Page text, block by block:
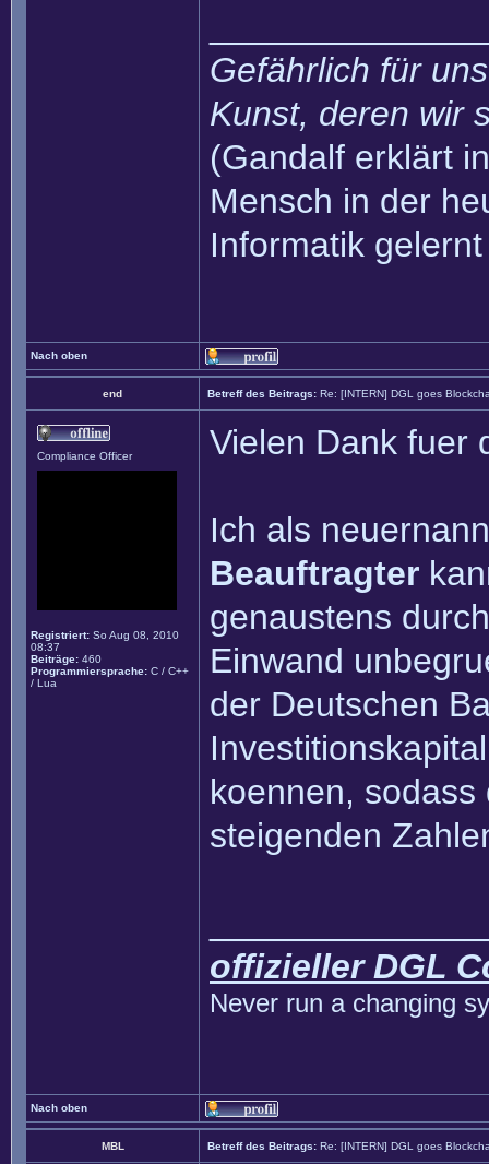
Gefährlich für
Kunst, deren wir
(Gandalf erklärt
Mensch in der
Informatik
Nach oben
end Betreff des Beitrags: Re: [INTERN] DGL goes
Compliance Officer
Registriert: So Aug 08, 2010
08:37
Beiträge: 460
Programmiersprache: C / C++
/ Lua
Vielen Dank fuer
Ich als
Beauftragter
genaustens
Einwand
der Deutschen
koennen, sodass
steigenden
offizieller DGL
Never run a changing
Nach oben
MBL Betreff des Beitrags: Re: [INTERN] DGL goes